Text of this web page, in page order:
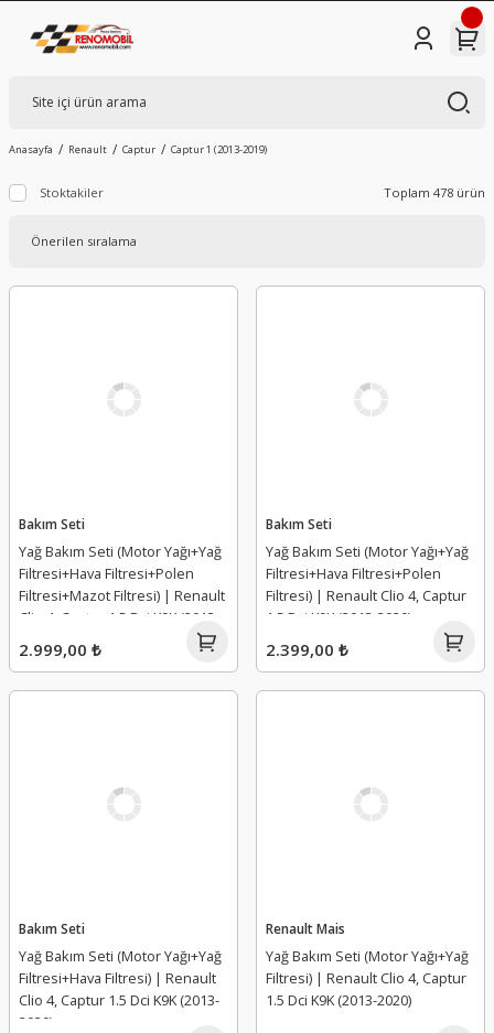
Anasayfa Renault Captur Captur 1 (2013-2019)
Stoktakiler Toplam 478 ürün
Bakım Seti
Yağ Bakım Seti (Motor Yağı+Yağ
Filtresi+Hava Filtresi+Polen
Filtresi+Mazot Filtresi) | Renault
Clio 4, Captur 1.5 Dci K9K (2013-
2.999,00 ₺
Bakım Seti
Yağ Bakım Seti (Motor Yağı+Yağ
Filtresi+Hava Filtresi+Polen
Filtresi) | Renault Clio 4, Captur
1.5 Dci K9K (2013-2020)
2.399,00 ₺
Bakım Seti
Yağ Bakım Seti (Motor Yağı+Yağ
Filtresi+Hava Filtresi) | Renault
Clio 4, Captur 1.5 Dci K9K (2013-
2020)
Renault Mais
Yağ Bakım Seti (Motor Yağı+Yağ
Filtresi) | Renault Clio 4, Captur
1.5 Dci K9K (2013-2020)